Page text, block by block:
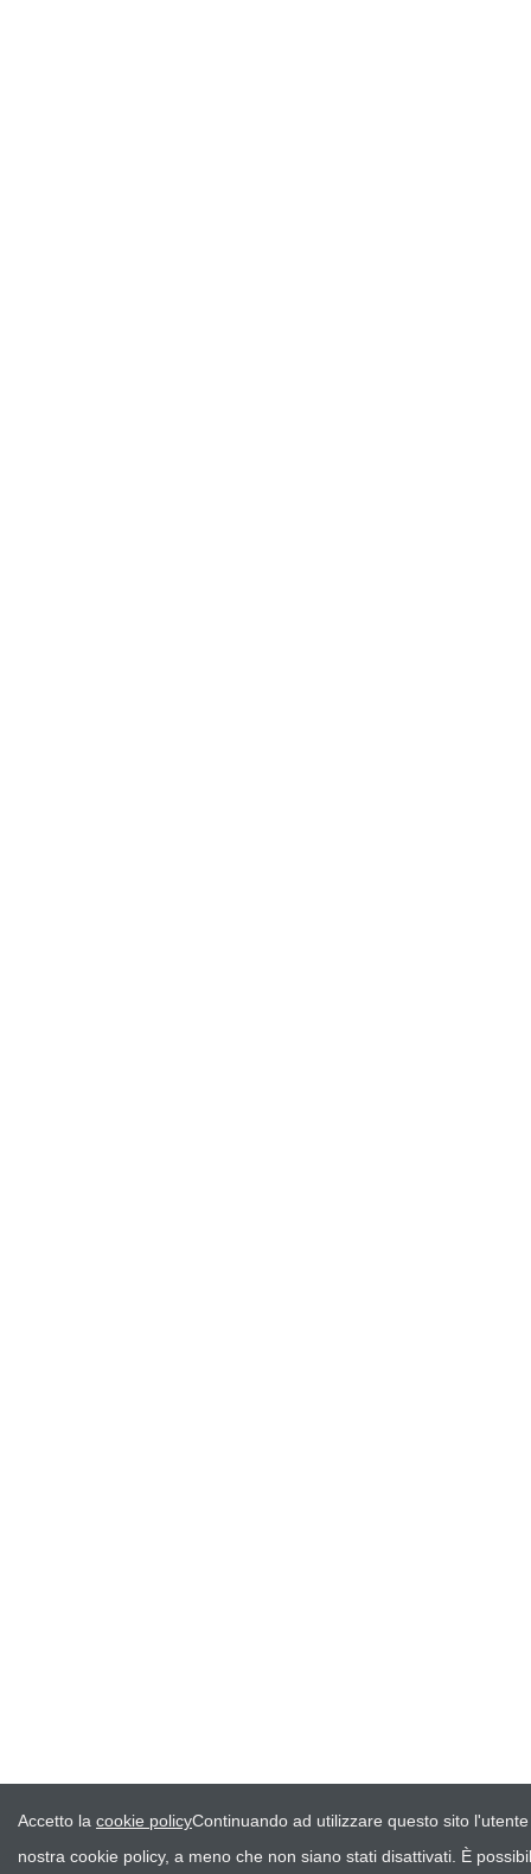
Accetto la cookie policyContinuando ad utilizzare questo sito
nostra cookie policy, a meno che non siano stati disattivati. È